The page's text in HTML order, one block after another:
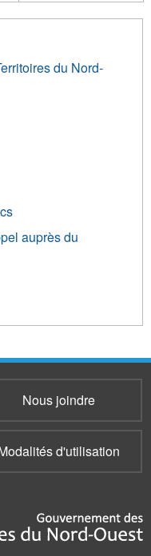
du Nord-
auprès du
Nous joindre
d'utilisation